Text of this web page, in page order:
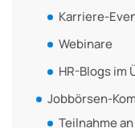
Karriere-
Webinare
HR-Blogs im
Jobbörsen-
Teilnahme